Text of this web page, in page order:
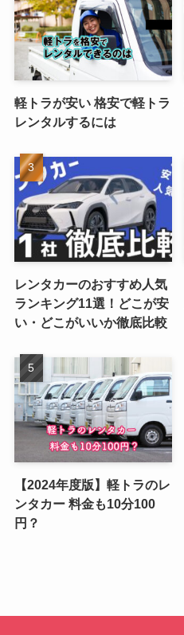
軽トラが安い 格安で軽トラ
レンタルするには
レンタカーのおすすめ人気
ランキング11選！どこが安
い・どこがいいか徹底比較
【2024年度版】軽トラのレ
ンタカー 料金も10分100
円？